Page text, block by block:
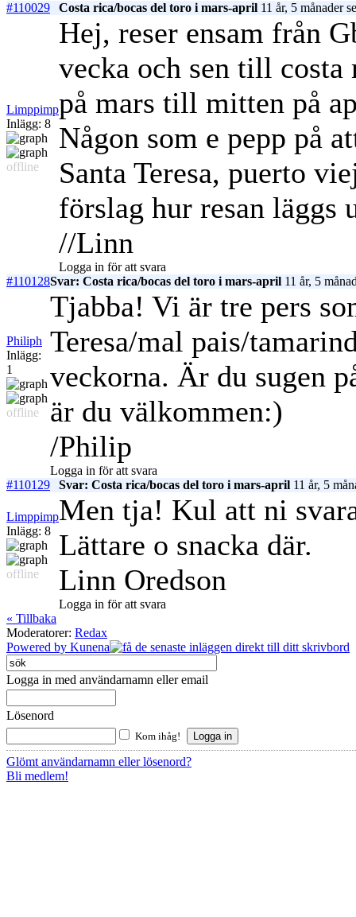
#110029
Costa rica/bocas del toro i mars-april 11 år, 5 månader
Limppimp
Inlägg: 8
offline
Hej, reser ensam från
vecka och sen till
på mars till mitten på
Någon som e pepp på
Santa Teresa, puerto
förslag hur resan läggs
//Linn
Logga in för att svara
#110128Svar: Costa rica/bocas del toro i mars-april 11 år, 5
Philiph
Inlägg:
1
offline
Tjabba! Vi är tre pers
Teresa/mal pais/
veckorna. Är du sugen
är du välkommen:)
/Philip
Logga in för att svara
#110129
Svar: Costa rica/bocas del toro i mars-april 11 år, 5
Limppimp
Inlägg: 8
offline
Men tja! Kul att ni
Lättare o snacka där.
Linn Oredson
Logga in för att svara
« Tillbaka
Moderatorer: Redax
Powered by Kunena
Logga in med användarnamn eller email
Lösenord
Kom ihåg!
Glömt användarnamn eller lösenord?
Bli medlem!